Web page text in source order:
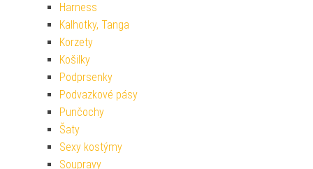
Harness
Kalhotky, Tanga
Korzety
Košilky
Podprsenky
Podvazkové pásy
Punčochy
Šaty
Sexy kostýmy
Soupravy